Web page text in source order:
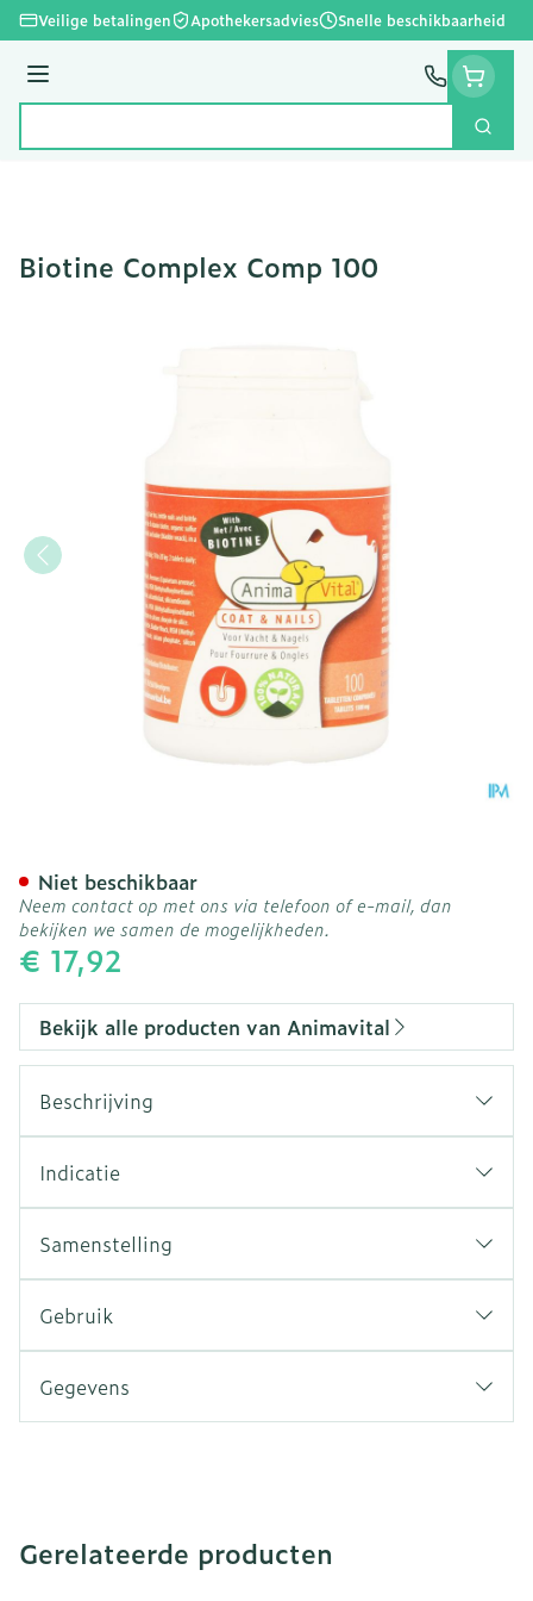
Ga naar de inhoud
Veilige betalingen Apothekersadvies Snelle beschikbaarheid
Menu
Zoek
Biotine Complex Comp 100
€ 17,92
Niet beschikbaar
Neem contact op met ons via telefoon of e-mail, dan
bekijken we samen de mogelijkheden.
Bekijk alle producten van Animavital
Beschrijving
Indicatie
Samenstelling
Gebruik
Gegevens
Gerelateerde producten